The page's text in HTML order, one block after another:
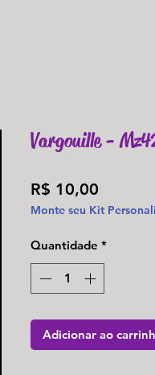
Vargouille -
R$ 10,00
Monte seu Kit
Quantidade *
Adicionar ao